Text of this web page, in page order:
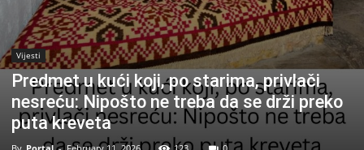
Vijesti
Predmet u kući koji, po starima, privlači
nesreću: Nipošto ne treba da se drži preko
puta kreveta